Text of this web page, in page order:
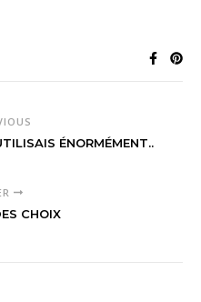
ÉNORMÉMENT..
CHOIX